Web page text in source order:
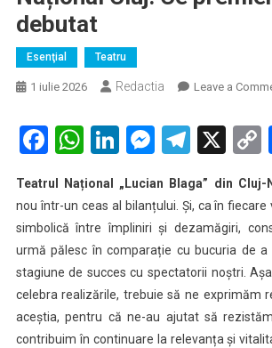
debutat
Esenţial Teatru
1 iulie 2026 Redactia Leave a
Facebook
WhatsApp
LinkedInX
Teatrul Național „Lucian Blaga” din Cluj-
nou într-un ceas al bilanțului. Și, ca în fiecare
simbolică între împliniri și dezamăgiri,
urmă pălesc în comparație cu bucuria de
stagiune de succes cu spectatorii noștri.
celebra realizările, trebuie să ne exprimăm
aceștia, pentru că ne-au ajutat să
contribuim în continuare la relevanța și